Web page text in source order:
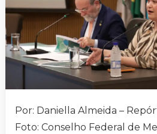
Por: Daniella Almeida –
Foto: Conselho Federal de